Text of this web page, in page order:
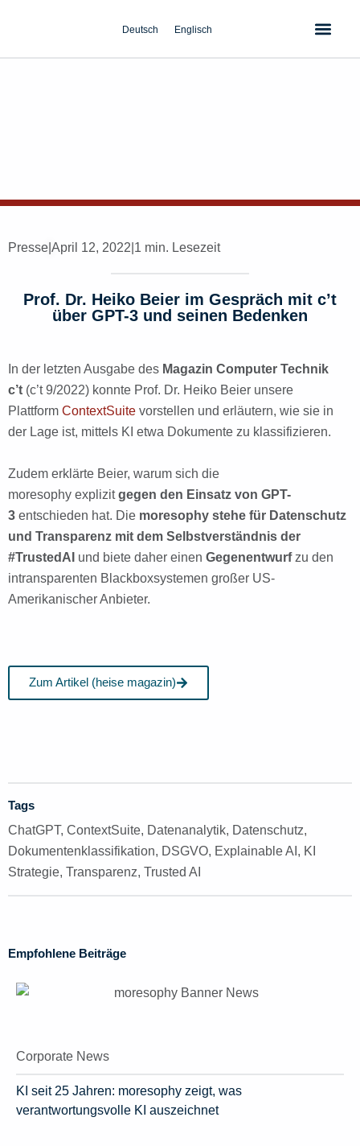
Deutsch Englisch
Presse April 12, 2022 1 min. Lesezeit
Prof. Dr. Heiko Beier im Gespräch mit c’t
über GPT-3 und seinen Bedenken
In der letzten Ausgabe des Magazin Computer Technik
c’t (c’t 9/2022) konnte Prof. Dr. Heiko Beier unsere
Plattform ContextSuite vorstellen und erläutern, wie sie in
der Lage ist, mittels KI etwa Dokumente zu klassifizieren.
Zudem erklärte Beier, warum sich die
moresophy explizitgegen den Einsatz von GPT-
3 entschieden hat. Die moresophy stehe für Datenschutz
und Transparenz mit dem Selbstverständnis der
#TrustedAI und biete daher einen Gegenentwurfzu den
intransparenten Blackboxsystemen großer US-
Amerikanischer Anbieter.
Zum Artikel (heise magazin)
Tags
ChatGPT, ContextSuite, Datenanalytik, Datenschutz,
Dokumentenklassifikation, DSGVO, Explainable AI , KI
Strategie, Transparenz, Trusted AI
Empfohlene Beiträge
Corporate News
KI seit 25 Jahren: moresophy zeigt, was
verantwortungsvolle KI auszeichnet